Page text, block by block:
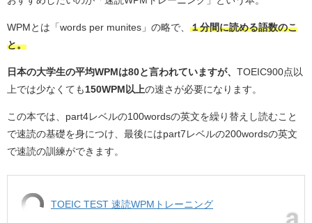
WPMとは「words per munites」の略で、 １分間に読める語数のこ
と。
日本の大学生の平均WPMは80と言われていますが、 TOEIC900点以
上では少なくても 150WPM以上の速さが必要になります。
この本では、part4レベルの100wordsの英文を繰り替えし読むこと
で速読の基礎を身につけ、最後にはpart7レベルの200wordsの英文
で速読の訓練ができます。
TOEIC TEST 速読WPMトレーニング